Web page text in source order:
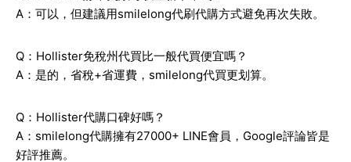
A：可以，但建議用smilelong代刷代購方式避免再次失敗。
Q：Hollister免稅州代買比一般代買便宜嗎？
A：是的，省稅+省運費，smilelong代買更划算。
Q：Hollister代購口碑好嗎？
A：smilelong代購擁有27000+ LINE會員，Google評論皆是
好評推薦。